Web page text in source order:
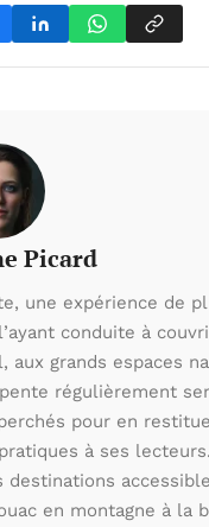
Picard
une expérience de
conduite à
grands espaces
régulièrement
pour en
à ses
destinations
en montagne à la